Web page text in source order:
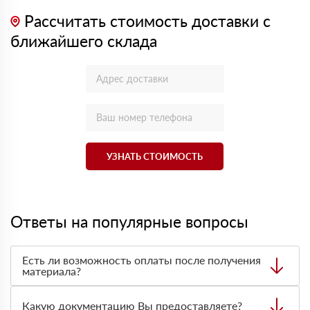
Рассчитать стоимость доставки с
ближайшего склада
УЗНАТЬ СТОИМОСТЬ
Ответы на популярные вопросы
Есть ли возможность оплаты после получения
материала?
оплата по факту получения товара. При этом, если
Какую документацию Вы предоставляете?